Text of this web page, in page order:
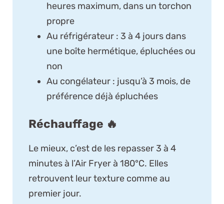
heures maximum, dans un torchon
propre
Au réfrigérateur : 3 à 4 jours dans
une boîte hermétique, épluchées ou
non
Au congélateur : jusqu’à 3 mois, de
préférence déjà épluchées
Réchauffage 🔥
Le mieux, c’est de les repasser 3 à 4
minutes à l’Air Fryer à 180°C. Elles
retrouvent leur texture comme au
premier jour.